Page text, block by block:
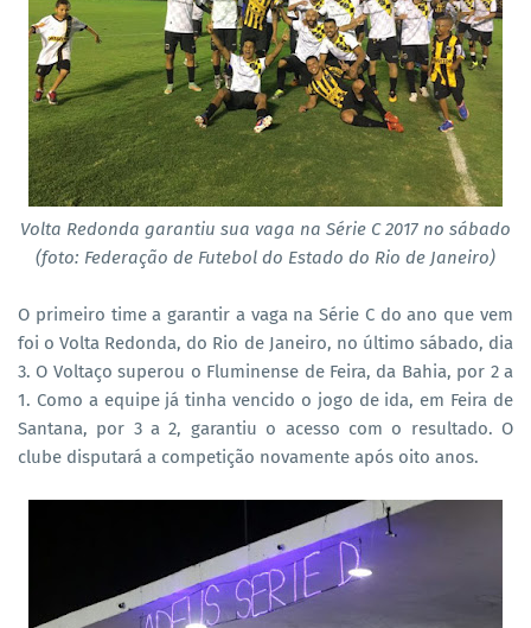
Volta Redonda garantiu sua vaga na Série C 2017 no sábado
(foto: Federação de Futebol do Estado do Rio de Janeiro)
O primeiro time a garantir a vaga na Série C do ano que vem
foi o Volta Redonda, do Rio de Janeiro, no último sábado, dia
3. O Voltaço superou o Fluminense de Feira, da Bahia, por 2 a
1. Como a equipe já tinha vencido o jogo de ida, em Feira de
Santana, por 3 a 2, garantiu o acesso com o resultado. O
clube disputará a competição novamente após oito anos.